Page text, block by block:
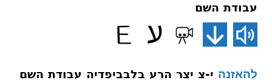
עבודת השם
להאזנה י-צ יצר הרע בלבביפדיה עבודת השם